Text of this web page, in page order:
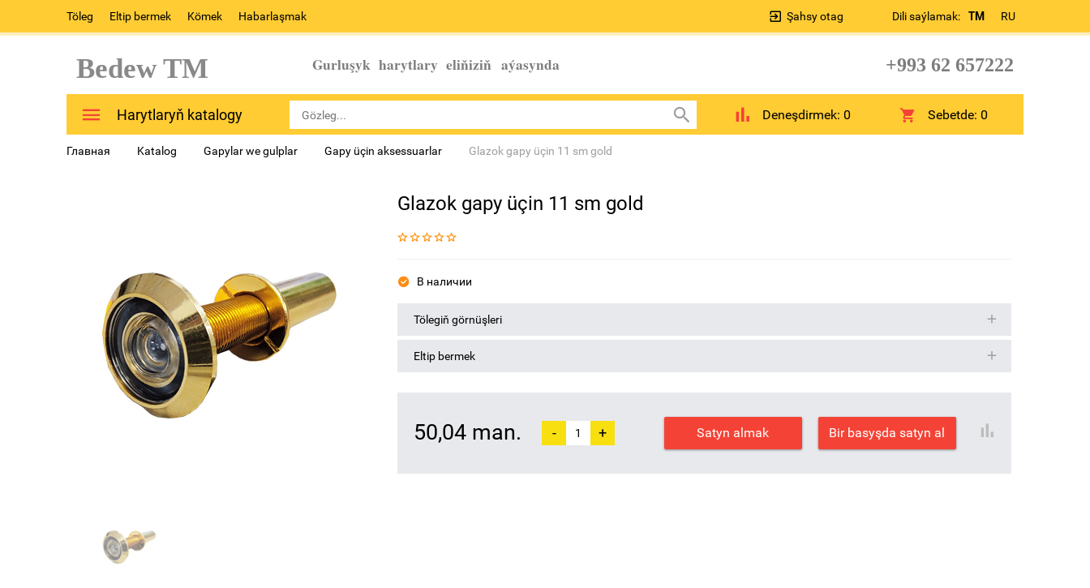
Töleg Eltip bermek Kömek Habarlaşmak Dili saýlamak: TM RU
Şahsy otag
Bedew TM Gurluşyk harytlary eliňiziň aýasynda +993 62 657222
Harytlaryň katalogy Deneşdirmek: 0 Sebetde:0
Главная Katalog Gapylar we gulplar Gapy üçin aksessuarlar Glazok gapy üçin 11 sm gold
Glazok gapy üçin 11 sm gold
В наличии
Tölegiň görnüşleri
Eltip bermek
50,04 man. - + Satyn almak Bir basyşda satyn al